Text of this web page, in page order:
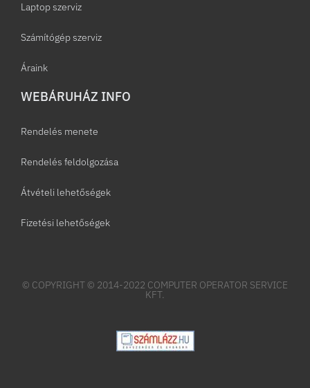
Laptop szerviz
Számítógép szerviz
Áraink
WEBÁRUHÁZ INFO
Rendelés menete
Rendelés feldolgozása
Átvételi lehetőségek
Fizetési lehetőségek
© COPYRIGHT © 2014-2022 COMPUTER OPERATOR SERVICE
KFT.